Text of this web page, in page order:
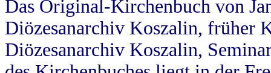
Das Original-Kirchenbuch von
Diözesanarchiv Koszalin, früher
Diözesanarchiv Koszalin,